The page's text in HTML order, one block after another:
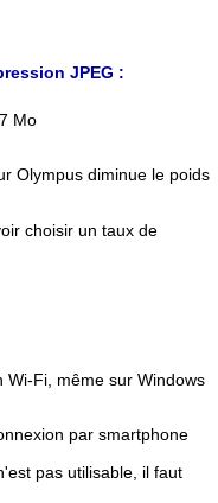
JPEG :
Mo
Olympus diminue le poids
choisir un taux de
Wi-Fi, même sur Windows
par smartphone
pas utilisable, il faut